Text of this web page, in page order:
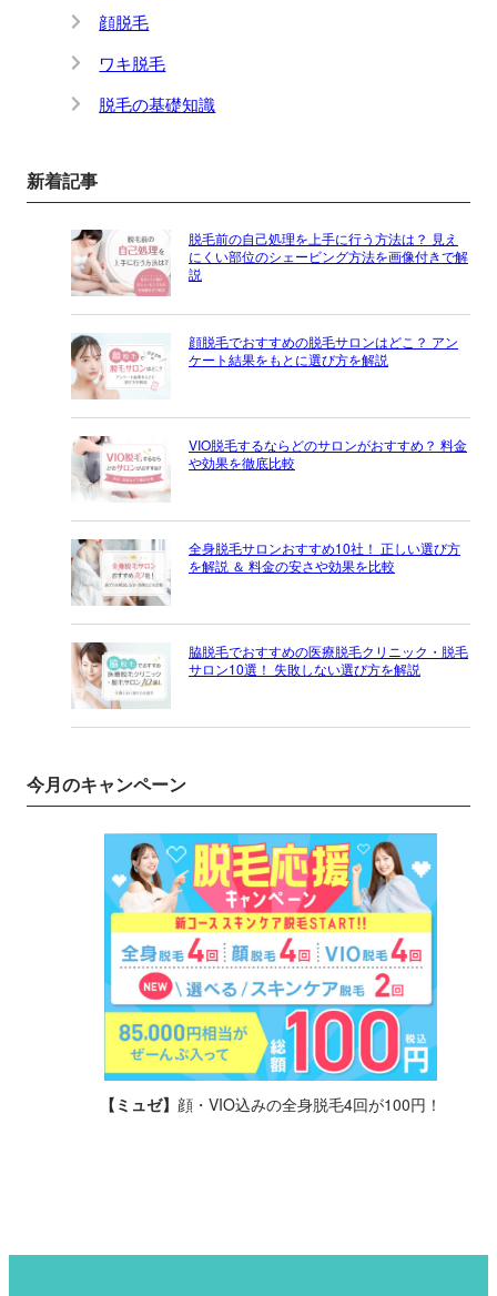
顔脱毛
ワキ脱毛
脱毛の基礎知識
新着記事
脱毛前の自己処理を上手に行う方法は？ 見え
にくい部位のシェービング方法を画像付きで解
説
顔脱毛でおすすめの脱毛サロンはどこ？ アン
ケート結果をもとに選び方を解説
VIO脱毛するならどのサロンがおすすめ？ 料金
や効果を徹底比較
全身脱毛サロンおすすめ10社！ 正しい選び方
を解説 ＆ 料金の安さや効果を比較
脇脱毛でおすすめの医療脱毛クリニック・脱毛
サロン10選！ 失敗しない選び方を解説
今月のキャンペーン
【ミュゼ】 顔・VIO込みの全身脱毛4回が100円！